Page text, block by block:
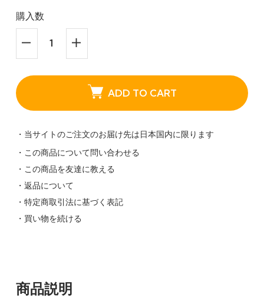
購入数
ADD TO CART
・当サイトのご注文のお届け先は日本国内に限ります
・この商品について問い合わせる
・この商品を友達に教える
・返品について
・特定商取引法に基づく表記
・買い物を続ける
商品説明